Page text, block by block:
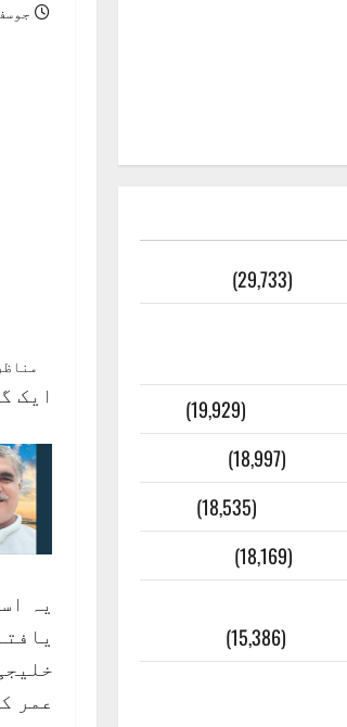
مناظر
ایک
یہ
عمر
(29,733)
(19,929)
(18,997)
(18,535)
(18,169)
(15,386)